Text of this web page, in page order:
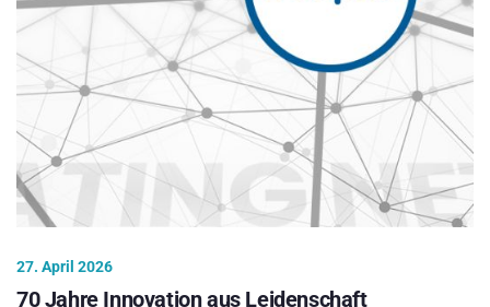
27. April 2026
70 Jahre Innovation aus Leidenschaft